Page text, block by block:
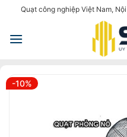
nội
Quạt công nghiệp Việt Nam,
-10%